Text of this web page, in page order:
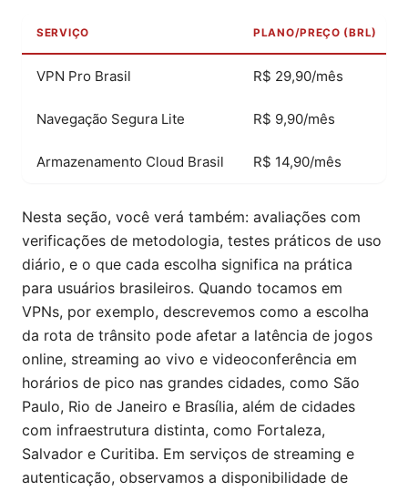
SERVIÇO PLANO/PREÇO (BRL)
VPN Pro Brasil R$ 29,90/mês
Navegação Segura Lite R$ 9,90/mês
Armazenamento Cloud Brasil R$ 14,90/mês
Nesta seção, você verá também: avaliações com
verificações de metodologia, testes práticos de uso
diário, e o que cada escolha significa na prática
para usuários brasileiros. Quando tocamos em
VPNs, por exemplo, descrevemos como a escolha
da rota de trânsito pode afetar a latência de jogos
online, streaming ao vivo e videoconferência em
horários de pico nas grandes cidades, como São
Paulo, Rio de Janeiro e Brasília, além de cidades
com infraestrutura distinta, como Fortaleza,
Salvador e Curitiba. Em serviços de streaming e
autenticação, observamos a disponibilidade de